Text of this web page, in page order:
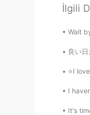
İlgili
Wait
良い日
⭐I
I
It's